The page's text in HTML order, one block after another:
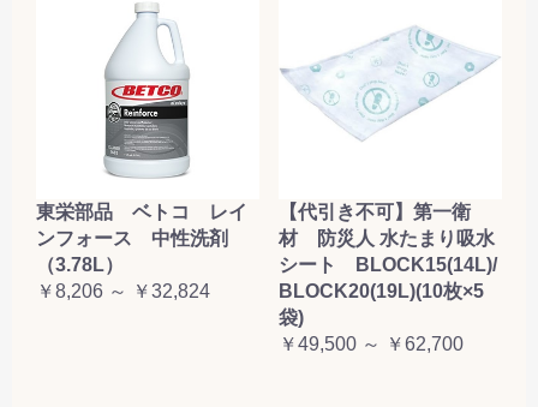
東栄部品 ベトコ レイ
ンフォース 中性洗剤
（3.78L）
￥8,206 ～ ￥32,824
【代引き不可】第一衛
材 防災人 水たまり吸水
シート BLOCK15(14L)/
BLOCK20(19L)(10枚×5
袋)
￥49,500 ～ ￥62,700